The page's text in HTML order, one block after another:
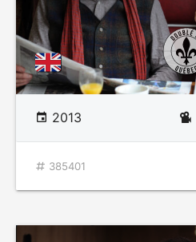
2013
385401